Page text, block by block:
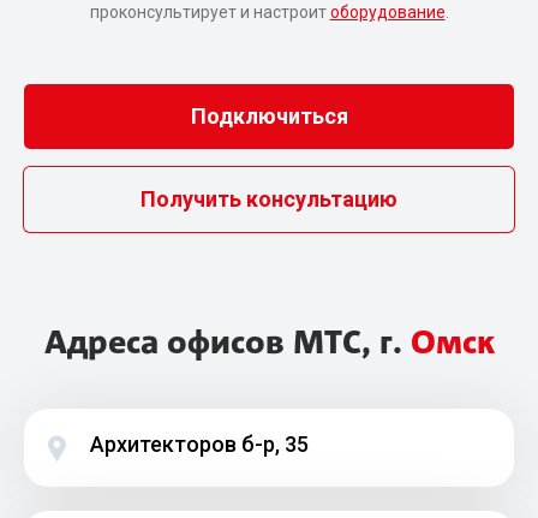
проконсультирует и настроитоборудование
Подключиться
Получить консультацию
Адреса офисов МТС, г. Омск
Архитекторов б-р, 35